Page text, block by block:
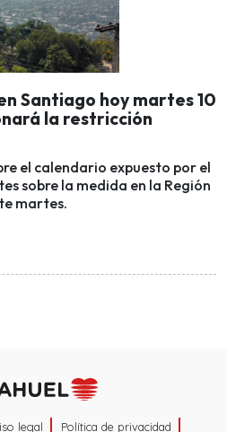
Santiago hoy martes 10
la restricción
el calendario expuesto por el
sobre la medida en la Región
martes.
legal Política de privacidad